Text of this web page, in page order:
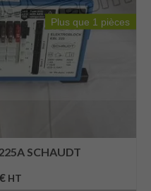
Plus que 1 pièces
SCHAUDT
HT